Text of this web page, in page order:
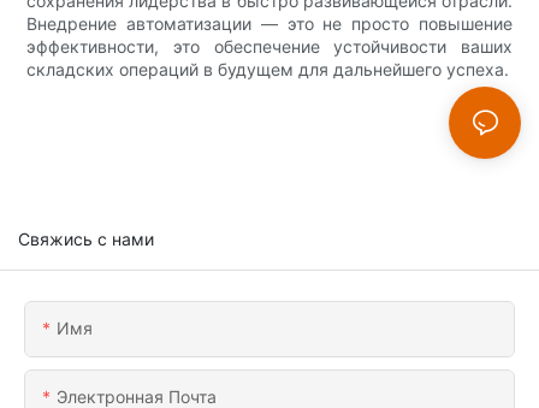
Внедрение автоматизации — это не просто повышение
эффективности, это обеспечение устойчивости ваших
складских операций в будущем для дальнейшего успеха.
Свяжись с нами
Имя
Электронная Почта